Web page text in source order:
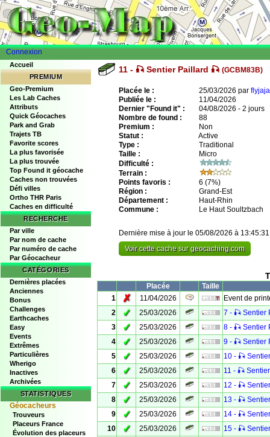
Connexion
Accueil
PREMIUM
Geo-Premium
Les Lab Caches
Attributs
Quick Géocaches
Park and Grab
Trajets TB
Favorite scores
La plus favorisée
La plus trouvée
Top Found it géocache
Caches non trouvées
Défi villes
Ortho THR Paris
Caches en difficulté
RECHERCHE
Par ville
Par nom de cache
Par numéro de cache
Par Géocacheur
CATÉGORIES
Dernières placées
Anciennes
Bonus
Challenges
Earthcaches
Easy
Events
Extrêmes
Particulières
Wherigo
Inactives
Archivées
STATISTIQUES
Géocacheurs
Trouveurs
Placeurs France
Évolution des placeurs
11 - 🎣 Sentier Paillard 🎣 (GCBM83B)
Placée le : 25/03/2026 par flyjaja
Publiée le :
11/04/2026
Dernier "Found it" :
04/08/2026 - 2 jours
Nombre de found :
88
Premium :
Non
Statut :
Active
Type :
Traditional
Taille :
Micro
Difficulté :
Terrain :
Points favoris :
6 (7%)
Région :
Grand-Est
Département :
Haut-Rhin
Commune :
Le Haut Soultzbach
Dernière mise à jour le 05/08/2026 à 13:45:31
Voir cette cache sur geocaching.com
Placée
Taille
1
✗ 11/04/2026
Event de
2
✓ 25/03/2026
7 - 🎣 Sentier
3
✓ 25/03/2026
8 - 🎣 Sentier
4
✓ 25/03/2026
9 - 🎣 Sentier
5
✓ 25/03/2026
10 - 🎣
6
✓ 25/03/2026
11 - 🎣
7
✓ 25/03/2026
12 - 🎣
8
✓ 25/03/2026
13 - 🎣
9
✓ 25/03/2026
14 - 🎣
10
✓ 25/03/2026
15 - 🎣